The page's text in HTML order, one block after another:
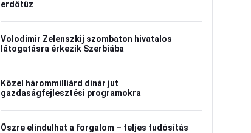
erdőtűz
Volodimir Zelenszkij szombaton hivatalos
látogatásra érkezik Szerbiába
Közel hárommilliárd dinár jut
gazdaságfejlesztési programokra
Őszre elindulhat a forgalom – teljes tudósítás